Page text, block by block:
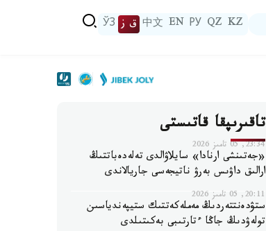
KZ
QZ
РУ
EN
中文 ق ز ЎЗ
تاقىرىپقا قاتىستى
23:34, 05 تامىز 2026
«جەتىنشى ارنادا» سايلاۋالدى تەلەدەباتتىڭ
ارالىق داۋىس بەرۋ ناتيجەسى جاريالاندى
20:11, 05 تامىز 2026
ستۋدەنتتەردىڭ مەملەكەتتىك ستيپەندياسىن
تولەۋدىڭ جاڭا ءتارتىبى بەكىتىلدى